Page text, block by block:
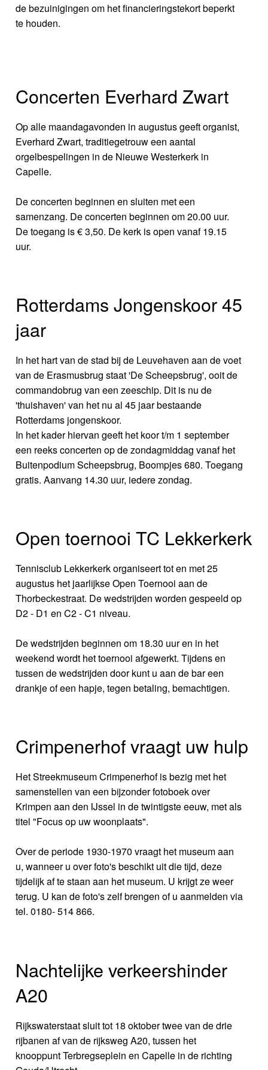
de bezuinigingen om het financieringstekort beperkt
te houden.
Concerten Everhard Zwart
Op alle maandagavonden in augustus geeft organist,
Everhard Zwart, traditiegetrouw een aantal
orgelbespelingen in de Nieuwe Westerkerk in
Capelle.
De concerten beginnen en sluiten met een
samenzang. De concerten beginnen om 20.00 uur.
De toegang is € 3,50. De kerk is open vanaf 19.15
uur.
Rotterdams Jongenskoor 45
jaar
In het hart van de stad bij de Leuvehaven aan de voet
van de Erasmusbrug staat 'De Scheepsbrug', ooit de
commandobrug van een zeeschip. Dit is nu de
'thuishaven' van het nu al 45 jaar bestaande
Rotterdams jongenskoor.
In het kader hiervan geeft het koor t/m 1 september
een reeks concerten op de zondagmiddag vanaf het
Buitenpodium Scheepsbrug, Boompjes 680. Toegang
gratis. Aanvang 14.30 uur, iedere zondag.
Open toernooi TC Lekkerkerk
Tennisclub Lekkerkerk organiseert tot en met 25
augustus het jaarlijkse Open Toernooi aan de
Thorbeckestraat. De wedstrijden worden gespeeld op
D2 - D1 en C2 - C1 niveau.
De wedstrijden beginnen om 18.30 uur en in het
weekend wordt het toernooi afgewerkt. Tijdens en
tussen de wedstrijden door kunt u aan de bar een
drankje of een hapje, tegen betaling, bemachtigen.
Crimpenerhof vraagt uw hulp
Het Streekmuseum Crimpenerhof is bezig met het
samenstellen van een bijzonder fotoboek over
Krimpen aan den IJssel in de twintigste eeuw, met als
titel "Focus op uw woonplaats".
Over de periode 1930-1970 vraagt het museum aan
u, wanneer u over foto's beschikt uit die tijd, deze
tijdelijk af te staan aan het museum. U krijgt ze weer
terug. U kan de foto's zelf brengen of u aanmelden via
tel. 0180- 514 866.
Nachtelijke verkeershinder
A20
Rijkswaterstaat sluit tot 18 oktober twee van de drie
rijbanen af van de rijksweg A20, tussen het
knooppunt Terbregseplein en Capelle in de richting